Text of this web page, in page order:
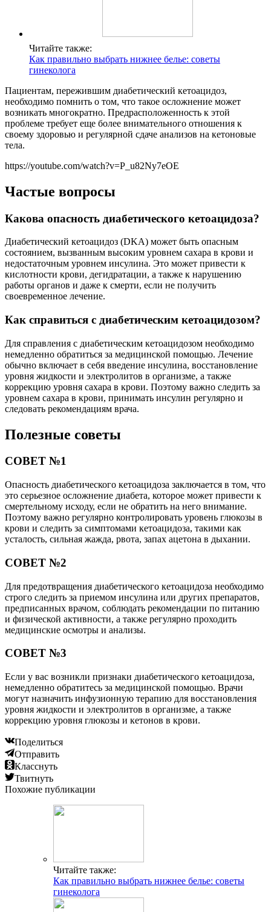
Читайте также:
Как правильно выбрать нижнее белье: советы
гинеколога
Пациентам, пережившим диабетический кетоацидоз,
необходимо помнить о том, что такое осложнение может
возникать многократно. Предрасположенность к этой
проблеме требует еще более внимательного отношения к
своему здоровью и регулярной сдаче анализов на кетоновые
тела.
https://youtube.com/watch?v=P_u82Ny7eOE
Частые вопросы
Какова опасность диабетического кетоацидоза?
Диабетический кетоацидоз (DKA) может быть опасным
состоянием, вызванным высоким уровнем сахара в крови и
недостаточным уровнем инсулина. Это может привести к
кислотности крови, дегидратации, а также к нарушению
работы органов и даже к смерти, если не получить
своевременное лечение.
Как справиться с диабетическим кетоацидозом?
Для справления с диабетическим кетоацидозом необходимо
немедленно обратиться за медицинской помощью. Лечение
обычно включает в себя введение инсулина, восстановление
уровня жидкости и электролитов в организме, а также
коррекцию уровня сахара в крови. Поэтому важно следить за
уровнем сахара в крови, принимать инсулин регулярно и
следовать рекомендациям врача.
Полезные советы
СОВЕТ №1
Опасность диабетического кетоацидоза заключается в том, что
это серьезное осложнение диабета, которое может привести к
смертельному исходу, если не обратить на него внимание.
Поэтому важно регулярно контролировать уровень глюкозы в
крови и следить за симптомами кетоацидоза, такими как
усталость, сильная жажда, рвота, запах ацетона в дыхании.
СОВЕТ №2
Для предотвращения диабетического кетоацидоза необходимо
строго следить за приемом инсулина или других препаратов,
предписанных врачом, соблюдать рекомендации по питанию
и физической активности, а также регулярно проходить
медицинские осмотры и анализы.
СОВЕТ №3
Если у вас возникли признаки диабетического кетоацидоза,
немедленно обратитесь за медицинской помощью. Врачи
могут назначить инфузионную терапию для восстановления
уровня жидкости и электролитов в организме, а также
коррекцию уровня глюкозы и кетонов в крови.
Поделиться
Отправить
Класснуть
Твитнуть
Похожие публикации
Читайте также:
Как правильно выбрать нижнее белье: советы
гинеколога